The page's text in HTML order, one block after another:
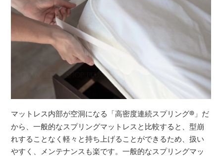
マットレス内部が空洞になる「高密度連続スプリング® 」だ
から、一般的なスプリングマットレスと比較すると、型崩
れすることなく軽々と持ち上げることができるため、扱い
やすく、メンテナンスも楽です。一般的なスプリングマッ